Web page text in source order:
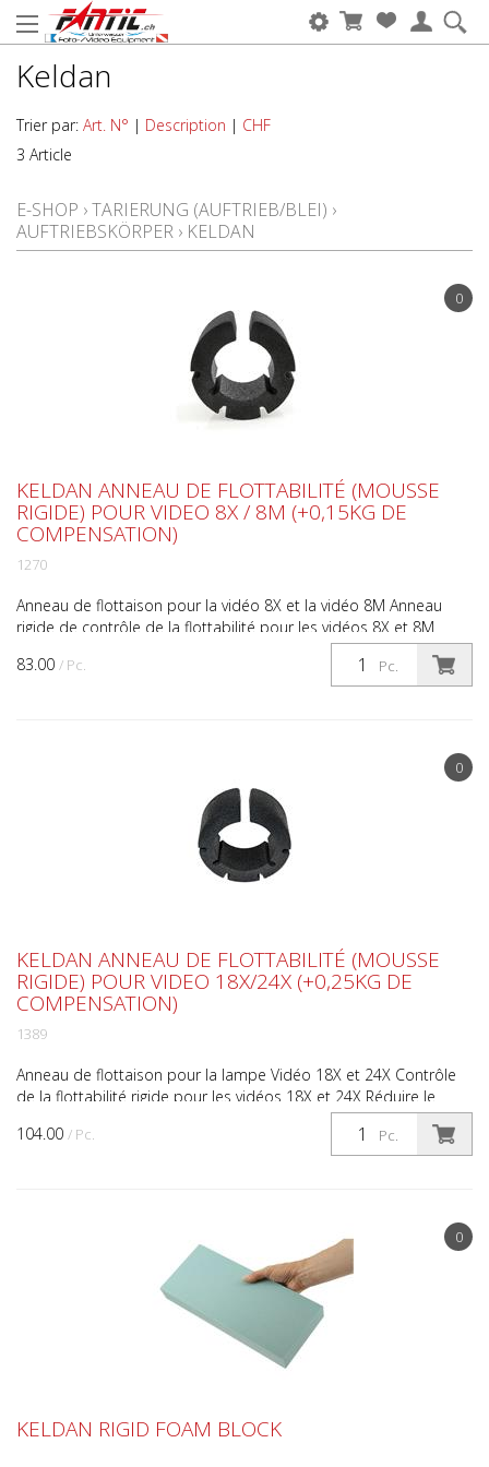
Keldan
Trier par: Art. N° | Description | CHF
3 Article
E-SHOP ›TARIERUNG (AUFTRIEB/BLEI) ›
AUFTRIEBSKÖRPER › KELDAN
0
83.00 / Pc. Pc.
KELDAN ANNEAU DE FLOTTABILITÉ (MOUSSE
RIGIDE) POUR VIDEO 8X / 8M (+0,15KG DE
COMPENSATION)
1270
Anneau de flottaison pour la vidéo 8X et la vidéo 8M Anneau
rigide de contrôle de la flottabilité pour les vidéos 8X et 8M
Réduire le poids de la vidéo 8X ou de la vidéo ...
0
104.00 / Pc. Pc.
KELDAN ANNEAU DE FLOTTABILITÉ (MOUSSE
RIGIDE) POUR VIDEO 18X/24X (+0,25KG DE
COMPENSATION)
1389
Anneau de flottaison pour la lampe Vidéo 18X et 24X Contrôle
de la flottabilité rigide pour les vidéos 18X et 24X Réduire le
poids des vidéos 18X et 24X dans l'eau Résist...
0
KELDAN RIGID FOAM BLOCK